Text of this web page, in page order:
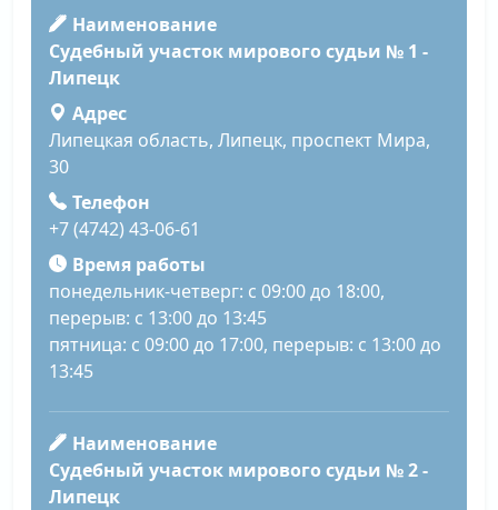
Наименование
Судебный участок мирового судьи № 1 -
Липецк
Адрес
Липецкая область, Липецк, проспект Мира,
30
Телефон
+7 (4742) 43-06-61
Время работы
понедельник-четверг: с 09:00 до 18:00,
перерыв: с 13:00 до 13:45
пятница: с 09:00 до 17:00, перерыв: с 13:00 до
13:45
Наименование
Судебный участок мирового судьи № 2 -
Липецк